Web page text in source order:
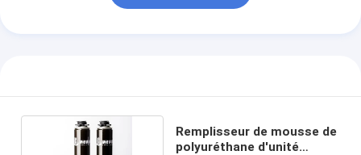
Remplisseur de mousse de
polyuréthane d'unité